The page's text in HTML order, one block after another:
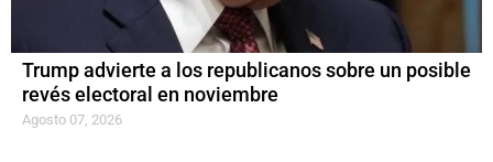
Trump advierte a los republicanos sobre un posible
revés electoral en noviembre
Agosto 07, 2026